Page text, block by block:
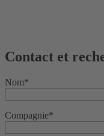
Contact et
Nom*
Compagnie*